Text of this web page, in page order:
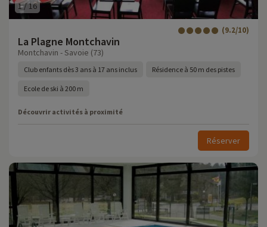
1/16
La Plagne Montchavin
(9.2/10)
Montchavin - Savoie (73)
Club enfants dès 3 ans à 17 ans inclus Résidence à 50 m des pistes
Ecole de ski à 200 m
Découvrir activités à proximité
Réserver